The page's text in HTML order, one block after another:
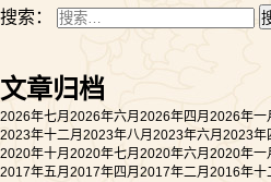
搜索：
文章归档
2026年七月 2026年六月 2026年四月 2026年一
2023年十二月 2023年八月 2023年六月 2023年
2020年十月 2020年七月 2020年六月 2020年一
2017年五月 2017年四月 2017年二月 2016年十